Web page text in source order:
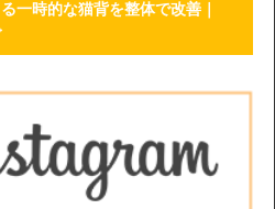
一時的な猫背を整体で改善｜